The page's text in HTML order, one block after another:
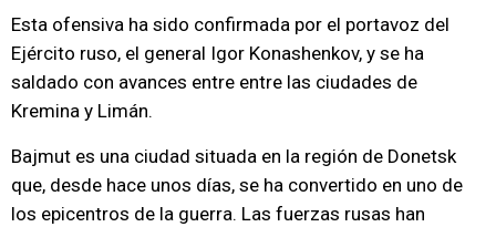
Esta ofensiva ha sido confirmada por el portavoz del
Ejército ruso, el general Igor Konashenkov, y se ha
saldado con avances entre entre las ciudades de
Kremina y Limán.
Bajmut es una ciudad situada en la región de Donetsk
que, desde hace unos días, se ha convertido en uno de
los epicentros de la guerra. Las fuerzas rusas han